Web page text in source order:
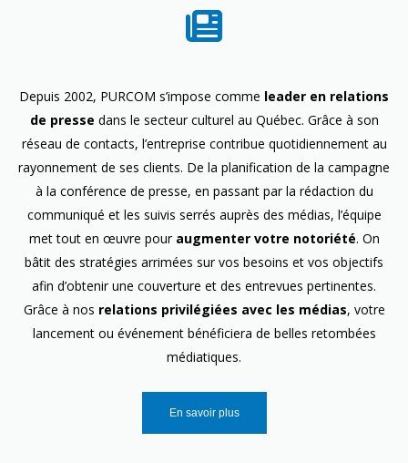
Depuis 2002, PURCOM s’impose comme leader en relations
de presse dans le secteur culturel au Québec. Grâce à son
réseau de contacts, l’entreprise contribue quotidiennement au
rayonnement de ses clients. De la planification de la campagne
à la conférence de presse, en passant par la rédaction du
communiqué et les suivis serrés auprès des médias, l’équipe
met tout en œuvre pour augmenter votre notoriété. On
bâtit des stratégies arrimées sur vos besoins et vos objectifs
afin d’obtenir une couverture et des entrevues pertinentes.
Grâce à nos relations privilégiées avec les médias, votre
lancement ou événement bénéficiera de belles retombées
médiatiques.
En savoir plus